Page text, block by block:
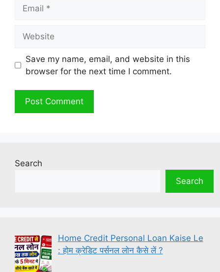
Save my name, email, and website in this
browser for the next time I comment.
Search
Search
Home Credit Personal Loan Kaise Le
: होम क्रेडिट पर्सनल लोन कैसे लें ?